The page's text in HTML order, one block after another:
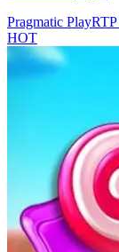
Pragmatic PlayRTP
HOT